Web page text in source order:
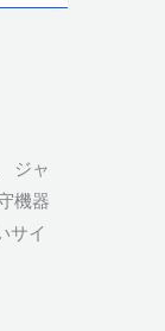
ジャ
機器
サイ